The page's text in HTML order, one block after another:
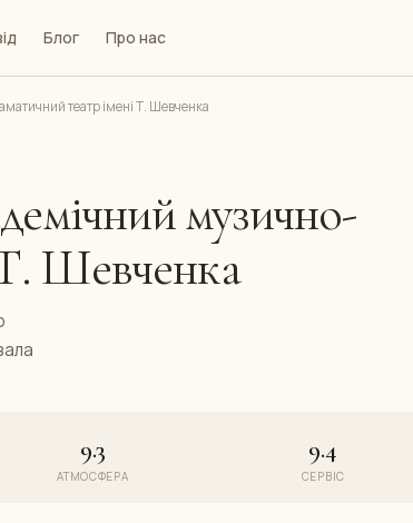
Блог Про нас
театр імені Т. Шевченка
музично-
Шевченка
9.3
АТМОСФЕРА
9.4
СЕРВІС